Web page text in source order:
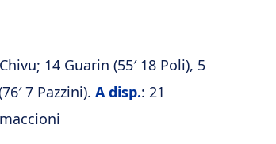
14 Guarin (55′ 18 Poli), 5
7 Pazzini). A disp.: 21